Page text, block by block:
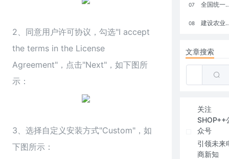
2、同意用户许可协议，勾选"I accept
the terms in the License
Agreement"，点击"Next"，如下图所
示：
3、选择自定义安装方式"Custom"，如
下图所示：
07 全国统一大市场：电商如何掘金新蓝海？
08 建设农业强国，网上商城来助力！
文章搜索
关注
SHOP++
众号
引领未来
商新知